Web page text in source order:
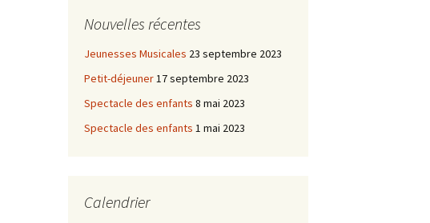
Nouvelles récentes
Jeunesses Musicales 23 septembre 2023
Petit-déjeuner17 septembre 2023
Spectacle des enfants 8 mai 2023
Spectacle des enfants 1 mai 2023
Calendrier